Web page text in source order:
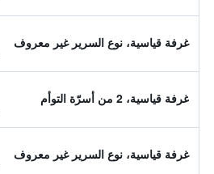
غرفة قياسية، نوع السرير غير معروف
غرفة قياسية، 2 من أسرّة التوأم
غرفة قياسية، نوع السرير غير معروف